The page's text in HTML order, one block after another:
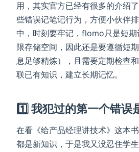
用，其实官方已经有很多的介绍
些错误记笔记行为，方便小伙伴
中，时刻要牢记，flomo只是短
限存储空间，因此还是要遵循短
息足够精炼），且需要定期检查
联已有知识，建立长期记忆。
1️⃣ 我犯过的第一个错误
在看《给产品经理讲技术》这本
都是新知识，于是我又没忍住学